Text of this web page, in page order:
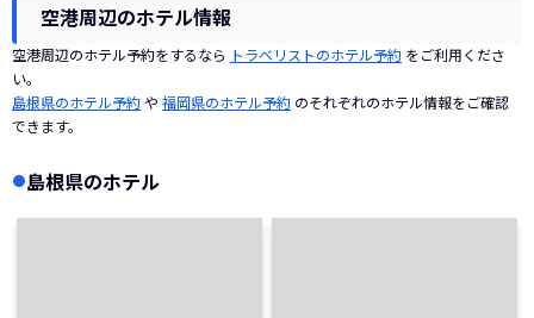
空港周辺のホテル情報
空港周辺のホテル予約をするなら トラベリストのホテル予約 をご利用くださ
い。
島根県のホテル予約 や 福岡県のホテル予約 のそれぞれのホテル情報をご確認
できます。
島根県のホテル